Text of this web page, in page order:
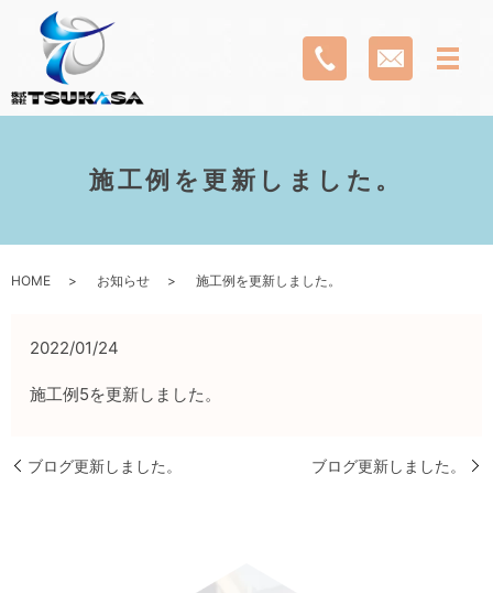
施工例を更新しました。
HOME お知らせ 施工例を更新しました。
2022/01/24
施工例5を更新しました。
ブログ更新しました。 ブログ更新しました。